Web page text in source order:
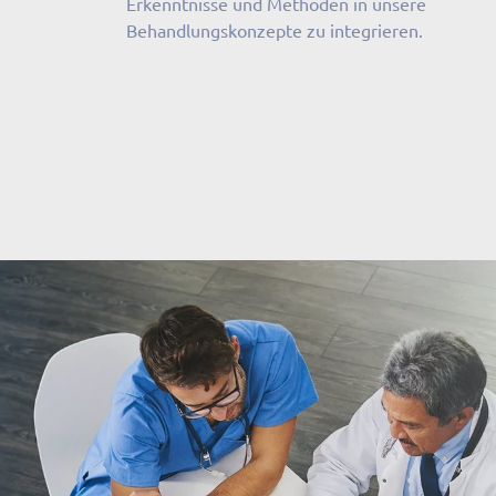
Behandlungskonzepte zu integrieren.